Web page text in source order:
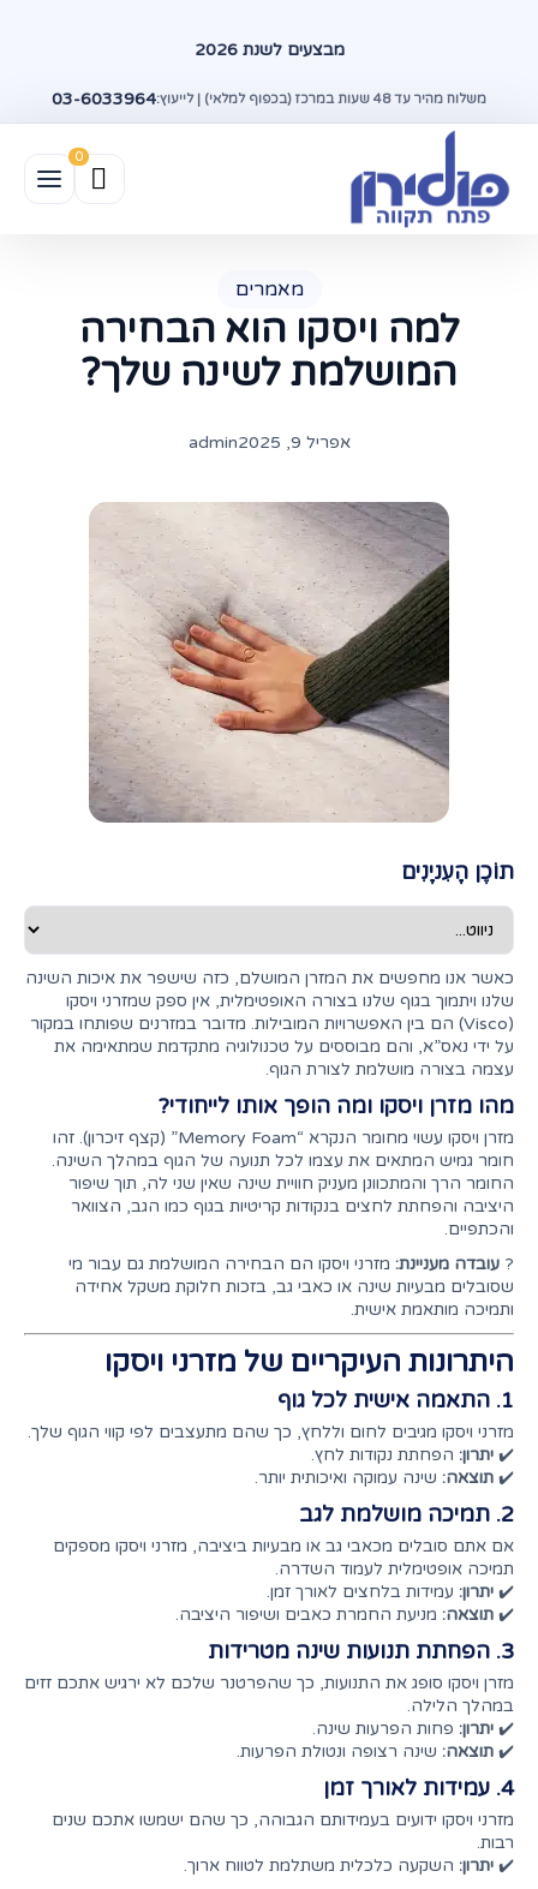
מבצעים לשנת 2026
משלוח מהיר עד 48 שעות במרכז (בכפוף למלאי) | לייעוץ: 03-6033964
מאמרים
למה ויסקו הוא הבחירה
המושלמת לשינה שלך?
אפריל 9, 2025 admin
תוֹכֶן הָעִניָנִים
כאשר אנו מחפשים את המזרן המושלם, כזה שישפר את איכות השינה
שלנו ויתמוך בגוף שלנו בצורה האופטימלית, אין ספק שמזרני ויסקו
(Visco) הם בין האפשרויות המובילות. מדובר במזרנים שפותחו במקור
על ידי נאס”א, והם מבוססים על טכנולוגיה מתקדמת שמתאימה את
עצמה בצורה מושלמת לצורת הגוף.
מהו מזרן ויסקו ומה הופך אותו לייחודי?
מזרן ויסקו עשוי מחומר הנקרא “Memory Foam” (קצף זיכרון). זהו
חומר גמיש המתאים את עצמו לכל תנועה של הגוף במהלך השינה.
החומר הרך והמתכוונן מעניק חוויית שינה שאין שני לה, תוך שיפור
היציבה והפחתת לחצים בנקודות קריטיות בגוף כמו הגב, הצוואר
והכתפיים.
? עובדה מעניינת: מזרני ויסקו הם הבחירה המושלמת גם עבור מי
שסובלים מבעיות שינה או כאבי גב, בזכות חלוקת משקל אחידה
ותמיכה מותאמת אישית.
היתרונות העיקריים של מזרני ויסקו
1. התאמה אישית לכל גוף
מזרני ויסקו מגיבים לחום וללחץ, כך שהם מתעצבים לפי קווי הגוף שלך.
✔️ יתרון: הפחתת נקודות לחץ.
✔️ תוצאה: שינה עמוקה ואיכותית יותר.
2. תמיכה מושלמת לגב
אם אתם סובלים מכאבי גב או מבעיות ביציבה, מזרני ויסקו מספקים
תמיכה אופטימלית לעמוד השדרה.
✔️ יתרון: עמידות בלחצים לאורך זמן.
✔️ תוצאה: מניעת החמרת כאבים ושיפור היציבה.
3. הפחתת תנועות שינה מטרידות
מזרן ויסקו סופג את התנועות, כך שהפרטנר שלכם לא ירגיש אתכם זזים
במהלך הלילה.
✔️ יתרון: פחות הפרעות שינה.
✔️ תוצאה: שינה רצופה ונטולת הפרעות.
4. עמידות לאורך זמן
מזרני ויסקו ידועים בעמידותם הגבוהה, כך שהם ישמשו אתכם שנים
רבות.
✔️ יתרון: השקעה כלכלית משתלמת לטווח ארוך.